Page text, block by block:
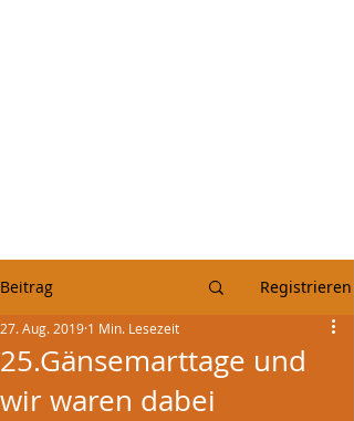
Beitrag Registrieren
25.Gänsemarttage und
wir waren dabei
27. Aug. 2019 1 Min. Lesezeit